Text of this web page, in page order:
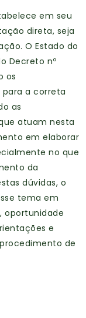
em seu
direta, seja
O Estado do
Decreto nº
os
a correta
as
atuam nesta
em elaborar
no que
da
dúvidas, o
tema em
oportunidade
e
de